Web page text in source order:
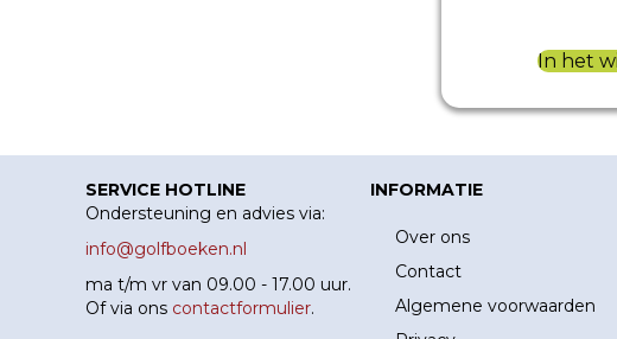
In het
SERVICE HOTLINE
Ondersteuning en advies via:
info@golfboeken.nl
ma t/m vr van 09.00 - 17.00 uur.
Of via ons contactformulier.
INFORMATIE
Over ons
Contact
Algemene voorwaarden